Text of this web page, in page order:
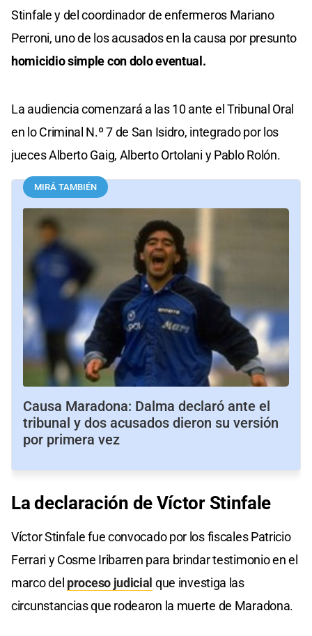
Stinfale y del coordinador de enfermeros Mariano
Perroni, uno de los acusados en la causa por presunto
homicidio simple con dolo eventual.
La audiencia comenzará a las 10 ante el Tribunal Oral
en lo Criminal N.º 7 de San Isidro, integrado por los
jueces Alberto Gaig, Alberto Ortolani y Pablo Rolón.
MIRÁ TAMBIÉN
Causa Maradona: Dalma declaró ante el
tribunal y dos acusados dieron su versión
por primera vez
La declaración de Víctor Stinfale
Víctor Stinfale fue convocado por los fiscales Patricio
Ferrari y Cosme Iribarren para brindar testimonio en el
marco del proceso judicial que investiga las
circunstancias que rodearon la muerte de Maradona.